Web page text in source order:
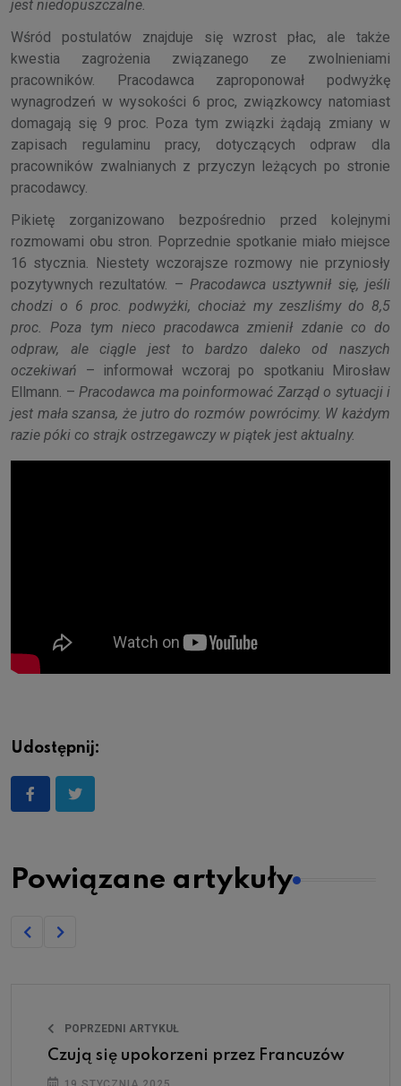
jest niedopuszczalne.
Wśród postulatów znajduje się wzrost płac, ale także
kwestia zagrożenia związanego ze zwolnieniami
pracowników. Pracodawca zaproponował podwyżkę
wynagrodzeń w wysokości 6 proc, związkowcy natomiast
domagają się 9 proc. Poza tym związki żądają zmiany w
zapisach regulaminu pracy, dotyczących odpraw dla
pracowników zwalnianych z przyczyn leżących po stronie
pracodawcy.
Pikietę zorganizowano bezpośrednio przed kolejnymi
rozmowami obu stron. Poprzednie spotkanie miało miejsce
16 stycznia. Niestety wczorajsze rozmowy nie przyniosły
pozytywnych rezultatów. – Pracodawca usztywnił się, jeśli
chodzi o 6 proc. podwyżki, chociaż my zeszliśmy do 8,5
proc. Poza tym nieco pracodawca zmienił zdanie co do
odpraw, ale ciągle jest to bardzo daleko od naszych
oczekiwań – informował wczoraj po spotkaniu Mirosław
Ellmann. – Pracodawca ma poinformować Zarząd o sytuacji i
jest mała szansa, że jutro do rozmów powrócimy. W każdym
razie póki co strajk ostrzegawczy w piątek jest aktualny.
Udostępnij:
Powiązane artykuły
POPRZEDNI ARTYKUŁ
Czują się upokorzeni przez Francuzów